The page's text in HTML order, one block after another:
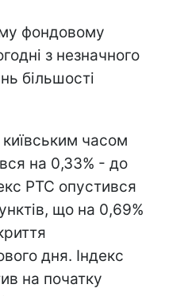
фондовому
з незначного
більшості
часом
на 0,33% - до
РТС опустився
що на 0,69%
дня. Індекс
на початку